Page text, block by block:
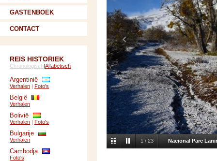
1 / 23 Nacional Parc
GASTENBOEK
CONTACT
REIS HISTORIEK
Chronologisch|Alfabetisch
Argentinië
Verhalen | Foto's
België
Verhalen
Bolivië
Verhalen | Foto's
Bulgarije
Verhalen
Cambodja
Foto's